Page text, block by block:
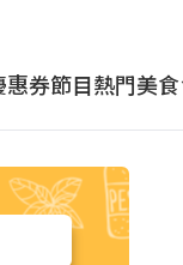
惠券節目熱門美食